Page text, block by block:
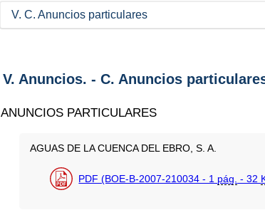
V. C. Anuncios particulares
V. Anuncios. - C. Anuncios
ANUNCIOS PARTICULARES
AGUAS DE LA CUENCA DEL EBRO, S. A.
PDF (BOE-B-2007-210034 - 1 pág. - 32